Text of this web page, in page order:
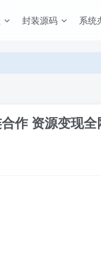
封装源码 系统
！
！
作 资源变现